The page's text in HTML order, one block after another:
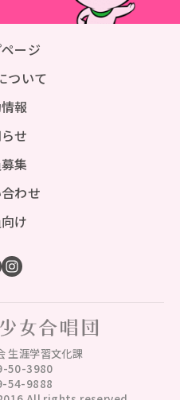
ージ
ついて
報
せ
集
わせ
け
生涯学習文化課
50-3980
54-9888